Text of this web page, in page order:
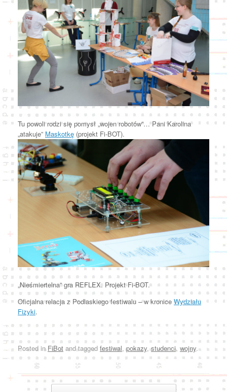
Tu powoli rodzi się pomysł „wojen robotów”… Pani Karolina
„atakuje” Maskotkę (projekt Fi-BOT).
„Nieśmiertelna” gra REFLEX. Projekt Fi-BOT.
Oficjalna relacja z Podlaskiego festiwalu – w kronice Wydziału
Fizyki.
Posted in FiBot and tagged festiwal,pokazy,studenci, wojny.
Post navigation